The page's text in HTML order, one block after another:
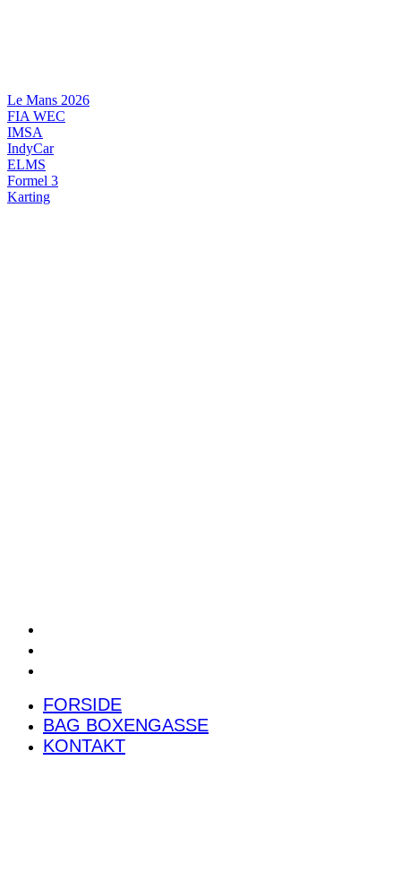
Le Mans 2026
FIA WEC
IMSA
IndyCar
ELMS
Formel 3
Karting
FORSIDE
BAG BOXENGASSE
KONTAKT